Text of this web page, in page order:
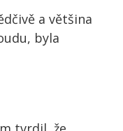
a většina
byla